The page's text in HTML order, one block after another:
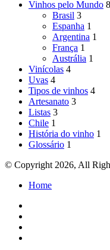
Vinhos pelo Mundo 8
Brasil 3
Espanha 1
Argentina 1
França 1
Austrália 1
Vinícolas 4
Uvas 4
Tipos de vinhos 4
Artesanato 3
Listas 3
Chile 1
História do vinho 1
Glossário 1
© Copyright 2026, All
Home